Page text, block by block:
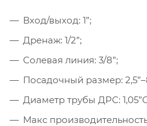
Вход/выход: 1”;
Дренаж: 1/2”;
Солевая линия: 3/8”;
Посадочный размер:
Диаметр трубы ДРС:
Макс